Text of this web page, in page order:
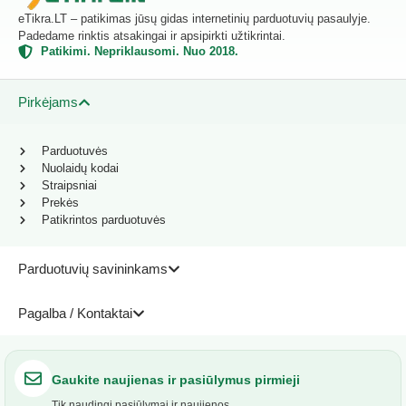
eTikra.LT – patikimas jūsų gidas internetinių parduotuvių pasaulyje.
Padedame rinktis atsakingai ir apsipirkti užtikrintai.
Patikimi. Nepriklausomi. Nuo 2018.
Pirkėjams
Parduotuvių savininkams
Pagalba / Kontaktai
Parduotuvės
Nuolaidų kodai
Straipsniai
Prekės
Patikrintos parduotuvės
Gaukite naujienas ir pasiūlymus pirmieji